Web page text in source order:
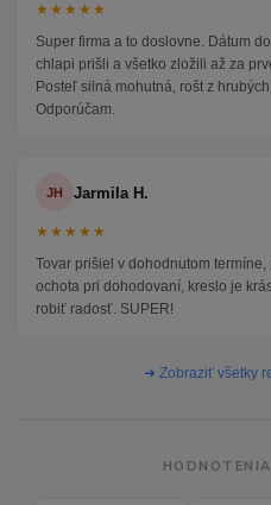
★★★★★
Super firma a to doslovne. Dátum
chlapi prišli a všetko zložili až za
Posteľ silná mohutná, rošt z
Odporúčam.
JH Jarmila H.
★★★★★
Tovar prišiel v dohodnutom
ochota pri dohodovaní, kreslo je
robiť radosť. SUPER!
➜ Zobraziť všetky